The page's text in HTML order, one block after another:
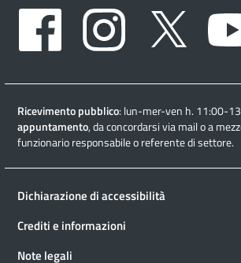
Facebook
Instagram Twitter
Ricevimento pubblico: lun-mer-ven h. 11:00-
appuntamento, da concordarsi via mail o a
funzionario responsabile o referente di settore.
Dichiarazione di accessibilità
Crediti e informazioni
Note legali